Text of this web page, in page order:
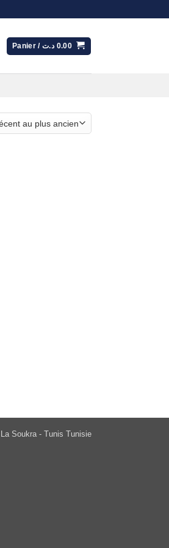
Panier / 0.00 د.ت
Soukra - Tunis Tunisie